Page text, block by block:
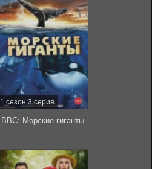
1 сезон 3 серия
BBC: Морские гиганты